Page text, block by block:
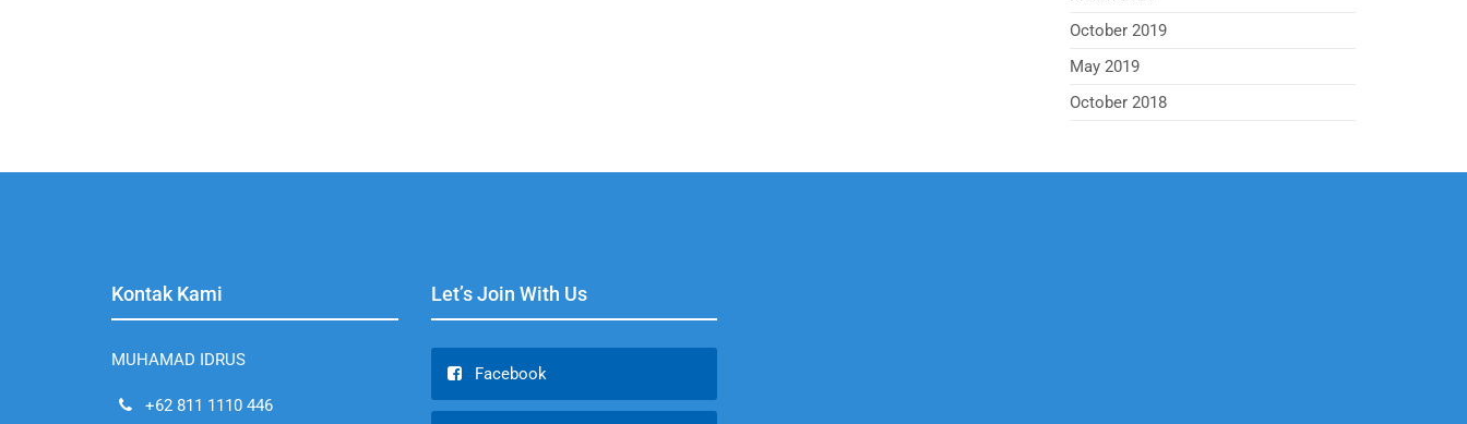
October 2019
May 2019
October 2018
Kontak Kami
MUHAMAD IDRUS
+62 811 1110 446
Let’s Join With Us
Facebook